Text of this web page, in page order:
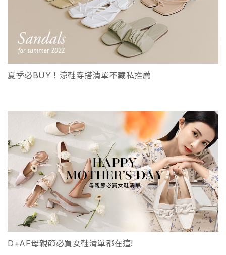
夏季必BUY！涼鞋穿搭清單不藏私推薦
D+AF母親節必買女鞋清單都在這!